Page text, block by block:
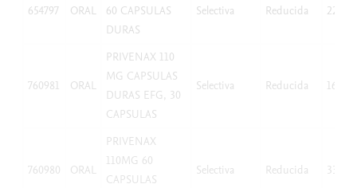
654797 ORAL
60 CAPSULAS
DURAS
Selectiva Reducida 22,54
760981 ORAL
PRIVENAX 110
MG CAPSULAS
DURAS EFG, 30
CAPSULAS
Selectiva Reducida 16,53
760980 ORAL
PRIVENAX
110MG 60
CAPSULAS
Selectiva Reducida 33,06